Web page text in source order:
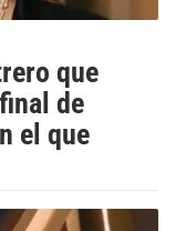
que
de
el que